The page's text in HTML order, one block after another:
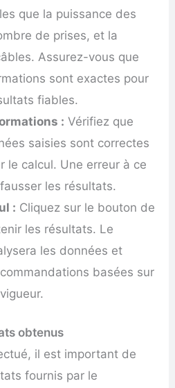
que la puissance des
de prises, et la
Assurez-vous que
sont exactes pour
fiables.
: Vérifiez que
saisies sont correctes
le calcul. Une erreur à ce
les résultats.
: Cliquez sur le bouton de
les résultats. Le
les données et
basées sur
obtenus
il est important de
fournis par le